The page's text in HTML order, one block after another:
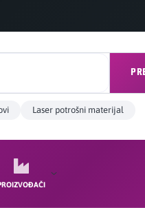
Laser potrošni materijal